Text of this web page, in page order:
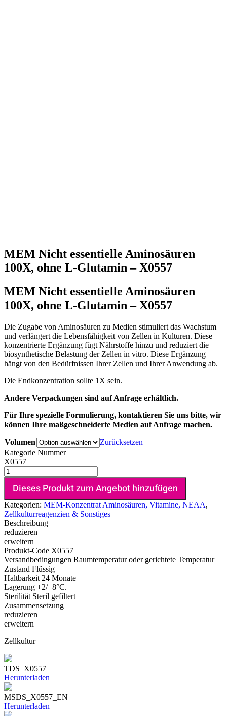
MEM Nicht essentielle Aminosäuren
100X, ohne L-Glutamin – X0557
MEM Nicht essentielle Aminosäuren
100X, ohne L-Glutamin – X0557
Die Zugabe von Aminosäuren zu Medien stimuliert das Wachstum
und verlängert die Lebensfähigkeit von Zellen in Kulturen. Diese
konzentrierte Ergänzung fügt Nährstoffe hinzu und reduziert die
biosynthetische Belastung der Zellen in vitro. Diese Ergänzung
hängt von den Bedürfnissen Ihrer Zellen und Ihrer Anwendung ab.
Die Endkonzentration sollte 1X sein.
Andere Verpackungen sind auf Anfrage erhältlich.
Für Ihre spezielle Formulierung, kontaktieren Sie uns bitte, wir
können Ihre maßgeschneiderte Medien auf Anfrage machen.
Volumen
Zurücksetzen
Kategorie Nummer
X0557
Dieses Produkt zum Angebot hinzufügen
Kategorien: MEM-Konzentrat Aminosäuren, Vitamine, NEAA,
Zellkulturreagenzien & Sonstiges
Beschreibung
reduzieren
erweitern
Produkt-Code X0557
Versandbedingungen Raumtemperatur oder gerichtete Temperatur
Zustand Flüssig
Haltbarkeit 24 Monate
Lagerung +2/+8°C.
Sterilität Steril gefiltert
Zusammensetzung
reduzieren
erweitern
Zellkultur
TDS_X0557
Herunterladen
MSDS_X0557_EN
Herunterladen